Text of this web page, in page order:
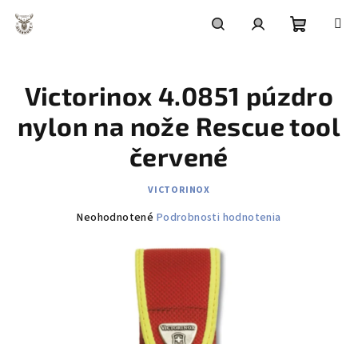
obsah
košík
Victorinox 4.0851 púzdro
nylon na nože Rescue tool
červené
VICTORINOX
Priemerné
Neohodnotené Podrobnosti hodnotenia